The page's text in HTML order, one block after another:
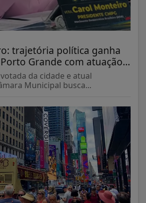
trajetória política ganha
Grande com atuação...
da cidade e atual
Municipal busca...